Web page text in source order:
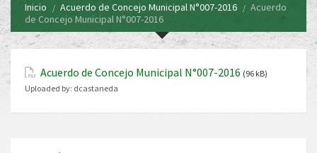
Inicio Acuerdo de Concejo Municipal N°007-2016
Acuerdo
de Concejo Municipal N°007-2016
Acuerdo de Concejo Municipal N°007-2016 (96 kB)
Uploaded by: dcastaneda